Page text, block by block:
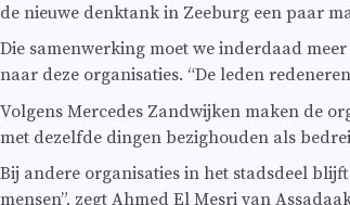
de nieuwe denktank in Zeeburg een paar
Die samenwerking moet we inderdaad
naar deze organisaties. “De leden
Volgens Mercedes Zandwijken maken de
met dezelfde dingen bezighouden als
Bij andere organisaties in het stadsdeel
mensen”, zegt Ahmed El Mesri van